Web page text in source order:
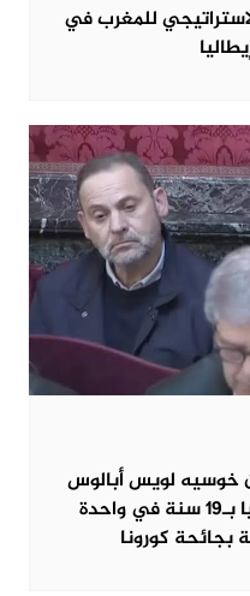
للمغرب في
خوسيه لويس أبالوس
بـ24 سنة سجناً وكولدو غارسيا بـ19 سنة في واحدة
بجائحة كورونا